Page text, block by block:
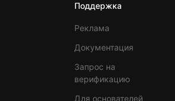
Поддержка
Реклама
Документация
Запрос на
верификацию
Для основателей